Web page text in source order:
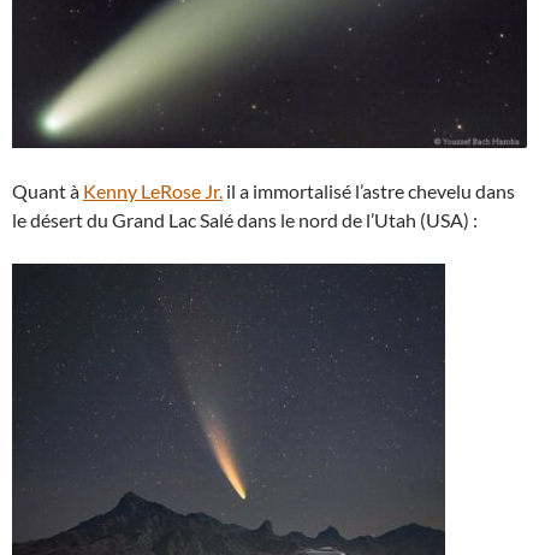
Quant à Kenny LeRose Jr. il a immortalisé l’astre chevelu dans
le désert du Grand Lac Salé dans le nord de l’Utah (USA) :